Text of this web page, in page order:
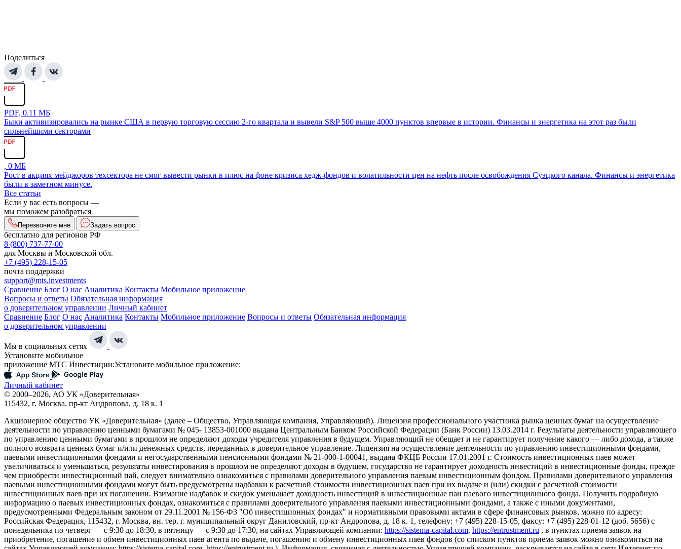
Поделиться
PDF, 0.11 МБ
Быки активизировались на рынке США в первую торговую сессию 2-го квартала и вывели S&P 500 выше 4000 пунктов впервые в истории. Финансы и энергетика на этот раз были
сильнейшими секторами
, 0 МБ
Рост в акциях мейджоров техсектора не смог вывести рынки в плюс на фоне кризиса хедж-фондов и волатильности цен на нефть после освобождения Суэцкого канала. Финансы и энергетика
были в заметном минусе.
Все статьи
Если у вас есть вопросы —
мы поможем разобраться
Перезвоните мне Задать вопрос
бесплатно для регионов РФ
8 (800) 737-77-00
для Москвы и Московской обл.
+7 (495) 228-15-05
почта поддержки
support@mts.investments
Сравнение Блог О нас Аналитика Контакты Мобильное приложение
Вопросы и ответы Обязательная информация
о доверительном управлении Личный кабинет
Сравнение Блог О нас Аналитика Контакты Мобильное приложение Вопросы и ответы Обязательная информация
о доверительном управлении
Мы в социальных сетях
Установите мобильное
приложение МТС Инвестиции:Установите мобильное приложение:
Личный кабинет
© 2000–2026, АО УК «Доверительная»
115432, г. Москва, пр-кт Андропова, д. 18 к. 1
Акционерное общество УК «Доверительная» (далее – Общество, Управляющая компания, Управляющий). Лицензия профессионального участника рынка ценных бумаг на осуществление
деятельности по управлению ценными бумагами № 045- 13853-001000 выдана Центральным Банком Российской Федерации (Банк России) 13.03.2014 г. Результаты деятельности управляющего
по управлению ценными бумагами в прошлом не определяют доходы учредителя управления в будущем. Управляющий не обещает и не гарантирует получение какого — либо дохода, а также
полного возврата ценных бумаг и/или денежных средств, переданных в доверительное управление. Лицензия на осуществление деятельности по управлению инвестиционными фондами,
паевыми инвестиционными фондами и негосударственными пенсионными фондами № 21-000-1-00041, выдана ФКЦБ России 17.01.2001 г. Стоимость инвестиционных паев может
увеличиваться и уменьшаться, результаты инвестирования в прошлом не определяют доходы в будущем, государство не гарантирует доходность инвестиций в инвестиционные фонды, прежде
чем приобрести инвестиционный пай, следует внимательно ознакомиться с правилами доверительного управления паевым инвестиционным фондом. Правилами доверительного управления
паевыми инвестиционными фондами могут быть предусмотрены надбавки к расчетной стоимости инвестиционных паев при их выдаче и (или) скидки с расчетной стоимости
инвестиционных паев при их погашении. Взимание надбавок и скидок уменьшает доходность инвестиций в инвестиционные паи паевого инвестиционного фонда. Получить подробную
информацию о паевых инвестиционных фондах, ознакомиться с правилами доверительного управления паевыми инвестиционными фондами, а также с иными документами,
предусмотренными Федеральным законом от 29.11.2001 № 156-ФЗ "Об инвестиционных фондах" и нормативными правовыми актами в сфере финансовых рынков, можно по адресу:
Российская Федерация, 115432, г. Москва, вн. тер. г. муниципальный округ Даниловский, пр-кт Андропова, д. 18 к. 1, телефону: +7 (495) 228-15-05, факсу: +7 (495) 228-01-12 (доб. 5656) с
понедельника по четверг — c 9:30 до 18:30, в пятницу — с 9:30 до 17:30, на сайтах Управляющей компании: https://sistema-capital.com, https://entrustment.ru , в пунктах приема заявок на
приобретение, погашение и обмен инвестиционных паев агента по выдаче, погашению и обмену инвестиционных паев фондов (со списком пунктов приема заявок можно ознакомиться на